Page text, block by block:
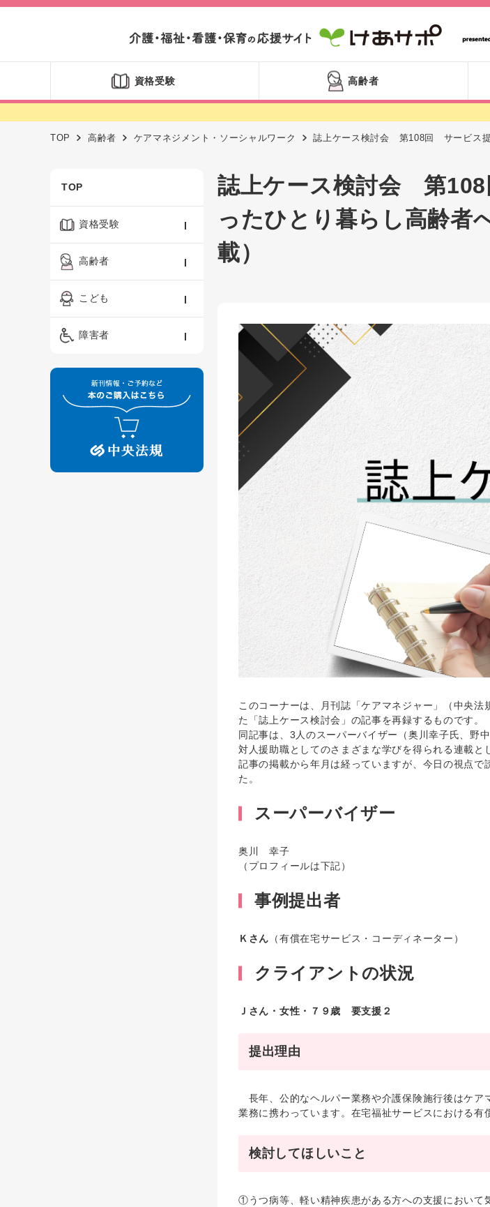
資格受験 高齢者
TOP 高齢者 ケアマネジメント・ソーシャルワーク 誌上ケース検討会 第108回 サービス提
TOP
資格受験
ケアマネジャー
精神保健福祉士
保育士
高齢者
認知症ケア・介護技術
ーシャルワーク
看護
制度
こども
保育・教育／発達障害
障害者
障害者支援・福祉
誌上ケース検討会 第
ったひとり暮らし高齢者
載）
このコーナーは、月刊誌「ケアマネジャー」（中央
た「誌上ケース検討会」の記事を再録するものです。
同記事は、3人のスーパーバイザー（奥川幸子氏、野
対人援助職としてのさまざまな学びを得られる連載と
記事の掲載から年月は経っていますが、今日の視点
た。
スーパーバイザー
奥川 幸子
（プロフィールは下記）
事例提出者
Ｋさん （有償在宅サービス・コーディネーター）
クライアントの状況
Ｊさん・女性・７９歳 要支援２
提出理由
長年、公的なヘルパー業務や介護保険施行後はケア
業務に携わっています。在宅福祉サービスにおける有
検討してほしいこと
①うつ病等、軽い精神疾患がある方への支援において